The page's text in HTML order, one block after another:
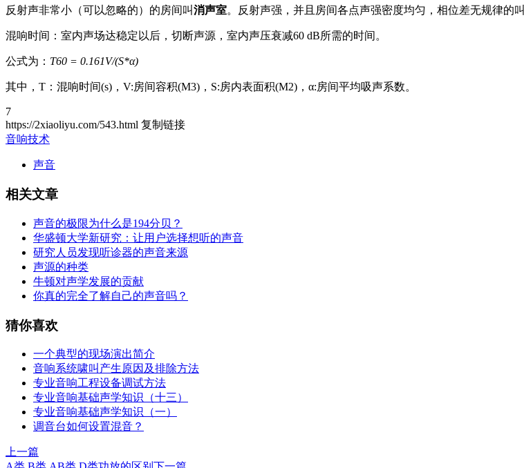
反射声非常小（可以忽略的）的房间叫消声室。反射声强，并且房间各点声强密度均匀，相位差无规律的叫
混响时间：室内声场达稳定以后，切断声源，室内声压衰减60 dB所需的时间。
公式为： T60 = 0.161V/(S*α)
其中，T：混响时间(s)，V:房间容积(M3)，S:房内表面积(M2)，α:房间平均吸声系数。
7
https://2xiaoliyu.com/543.html 复制链接
音响技术
声音
相关文章
声音的极限为什么是194分贝？
华盛顿大学新研究：让用户选择想听的声音
研究人员发现听诊器的声音来源
声源的种类
牛顿对声学发展的贡献
你真的完全了解自己的声音吗？
猜你喜欢
一个典型的现场演出简介
音响系统啸叫产生原因及排除方法
专业音响工程设备调试方法
专业音响基础声学知识（十三）
专业音响基础声学知识（一）
调音台如何设置混音？
上一篇